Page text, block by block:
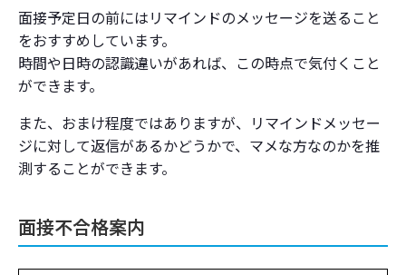
面接予定日の前にはリマインドのメッセージを送ること
をおすすめしています。
時間や日時の認識違いがあれば、この時点で気付くこと
ができます。
また、おまけ程度ではありますが、リマインドメッセー
ジに対して返信があるかどうかで、マメな方なのかを推
測することができます。
面接不合格案内